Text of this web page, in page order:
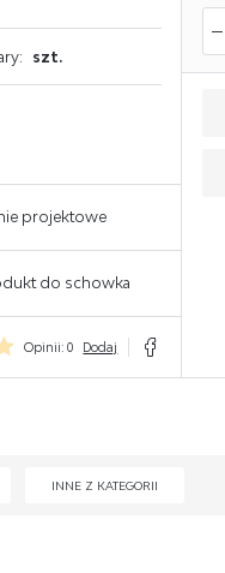
szt.
projektowe
do schowka
Opinii: 0 Dodaj
INNE Z KATEGORII